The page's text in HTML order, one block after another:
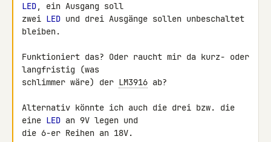
LED, ein Ausgang soll
zwei LED und drei Ausgänge sollen unbeschaltet
bleiben.
Funktioniert das? Oder raucht mir da kurz- oder
langfristig (was
schlimmer wäre) der LM3916 ab?
Alternativ könnte ich auch die drei bzw. die
eine LED an 9V legen und
die 6-er Reihen an 18V.